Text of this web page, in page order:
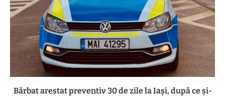
Bărbat arestat preventiv 30 de zile la Iași, după ce și-